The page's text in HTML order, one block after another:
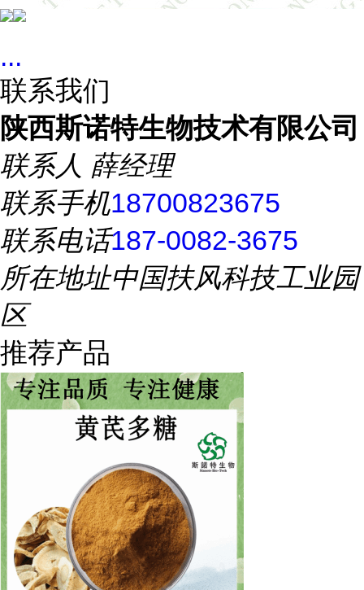
...
联系我们
陕西斯诺特生物技术有限公司
联系人 薛经理
联系手机18700823675
联系电话187-0082-3675
所在地址中国扶风科技工业园
区
推荐产品